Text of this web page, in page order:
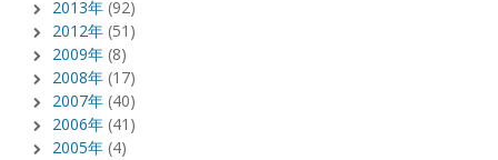
2013年 (92)
2012年 (51)
2009年 (8)
2008年 (17)
2007年 (40)
2006年 (41)
2005年 (4)